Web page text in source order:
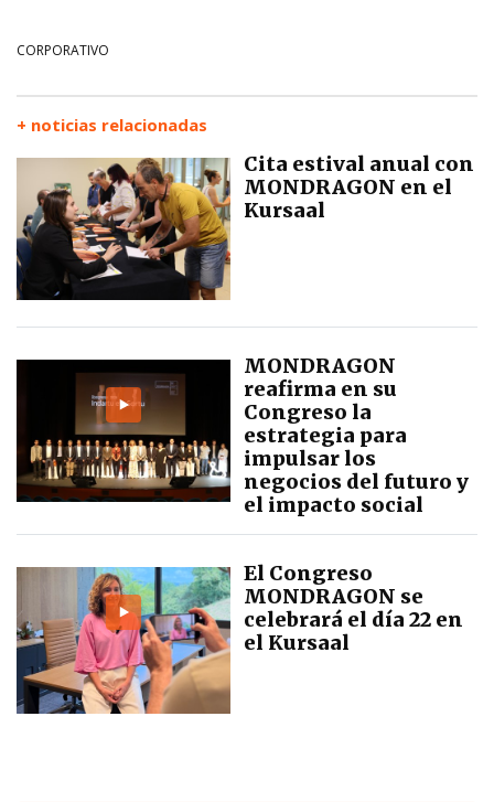
CORPORATIVO
+ noticias relacionadas
Cita estival anual con
MONDRAGON en el
Kursaal
MONDRAGON
reafirma en su
Congreso la
estrategia para
impulsar los
negocios del futuro y
el impacto social
El Congreso
MONDRAGON se
celebrará el día 22 en
el Kursaal